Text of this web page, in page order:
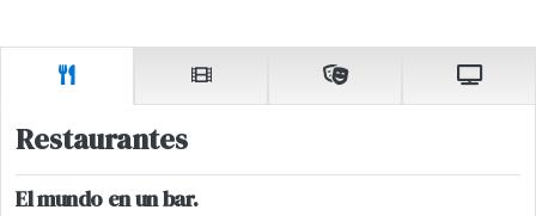
Restaurantes
El mundo en un bar.